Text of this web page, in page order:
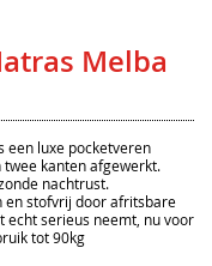
Melba
een luxe pocketveren
kanten afgewerkt.
nachtrust.
en stofvrij door afritsbare
echt serieus neemt, nu voor
tot 90kg